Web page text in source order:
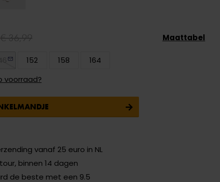
152 158
164
voorraad?
Maattabel
vanaf 25 euro in NL
binnen 14 dagen
de beste met een 9.5